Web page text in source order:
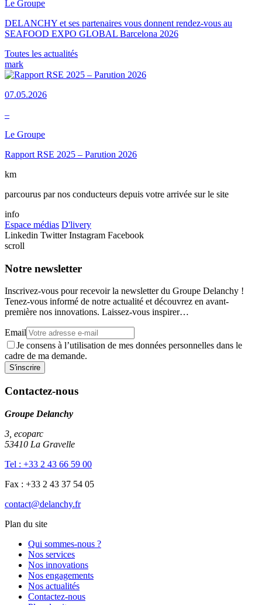
Le Groupe
DELANCHY et ses partenaires vous donnent rendez-vous au
SEAFOOD EXPO GLOBAL Barcelona 2026
Toutes les actualités
mark
07.05.2026
–
Le Groupe
Rapport RSE 2025 – Parution 2026
km
parcourus par nos conducteurs depuis votre arrivée sur le site
info
Espace médias D'livery
Linkedin Twitter Instagram Facebook
scroll
Notre newsletter
Inscrivez-vous pour recevoir la newsletter du Groupe Delanchy !
Tenez-vous informé de notre actualité et découvrez en avant-
première nos innovations. Laissez-vous inspirer…
Email
Je consens à l’utilisation de mes données personnelles dans le
cadre de ma demande.
Contactez-nous
Groupe Delanchy
3, ecoparc
53410 La Gravelle
Tel : +33 2 43 66 59 00
Fax : +33 2 43 37 54 05
contact@delanchy.fr
Plan du site
Qui sommes-nous ?
Nos services
Nos innovations
Nos engagements
Nos actualités
Contactez-nous